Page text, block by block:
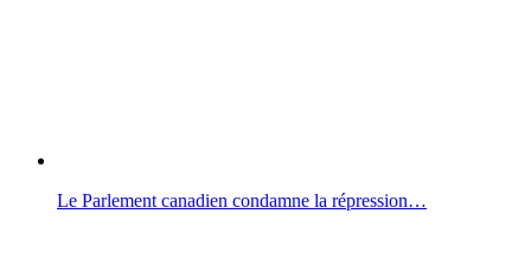
Le Parlement canadien condamne la répression…